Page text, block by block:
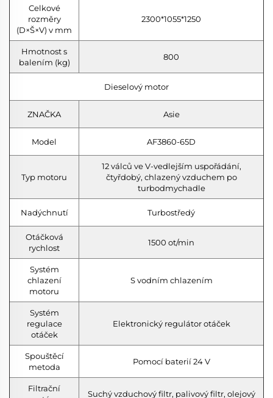
Celkové
rozměry
(D×Š×V) v mm
2300*1055*1250
Hmotnost s
balením (kg)
800
Dieselový motor
ZNAČKA Asie
Model AF3860-65D
Typ motoru
12 válců ve V-vedlejším uspořádání,
čtyřdobý, chlazený vzduchem po
turbodmychadle
Nadýchnutí Turbostředý
Otáčková
rychlost
1500 ot/min
Systém
chlazení
motoru
S vodním chlazením
Systém
regulace
otáček
Elektronický regulátor otáček
Spouštěcí
metoda
Pomocí baterií 24 V
Filtrační
Suchý vzduchový filtr, palivový filtr, olejový